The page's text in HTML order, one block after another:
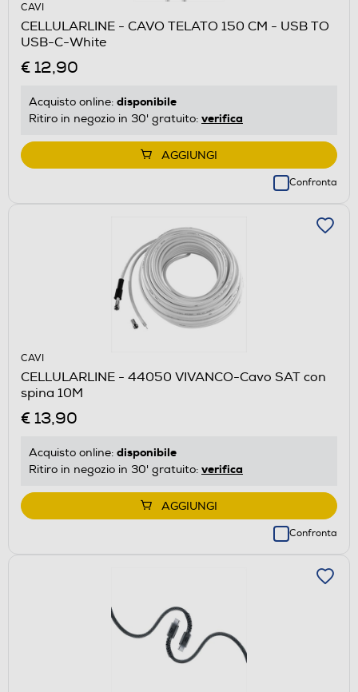
CAVI
CELLULARLINE - CAVO TELATO 150 CM - USB TO
USB-C-White
€ 12,90
Acquisto online: disponibile
Ritiro in negozio in 30' gratuito: verifica
AGGIUNGI
Confronta
CAVI
CELLULARLINE - 44050 VIVANCO-Cavo SAT con
spina 10M
€ 13,90
Acquisto online: disponibile
Ritiro in negozio in 30' gratuito: verifica
AGGIUNGI
Confronta